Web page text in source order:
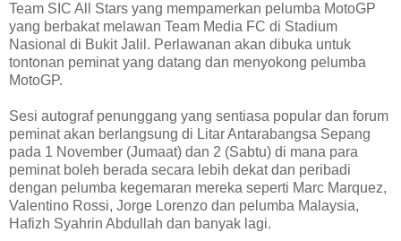
Team SIC All Stars yang mempamerkan pelumba MotoGP
yang berbakat melawan Team Media FC di Stadium
Nasional di Bukit Jalil. Perlawanan akan dibuka untuk
tontonan peminat yang datang dan menyokong pelumba
MotoGP.
Sesi autograf penunggang yang sentiasa popular dan forum
peminat akan berlangsung di Litar Antarabangsa Sepang
pada 1 November (Jumaat) dan 2 (Sabtu) di mana para
peminat boleh berada secara lebih dekat dan peribadi
dengan pelumba kegemaran mereka seperti Marc Marquez,
Valentino Rossi, Jorge Lorenzo dan pelumba Malaysia,
Hafizh Syahrin Abdullah dan banyak lagi.